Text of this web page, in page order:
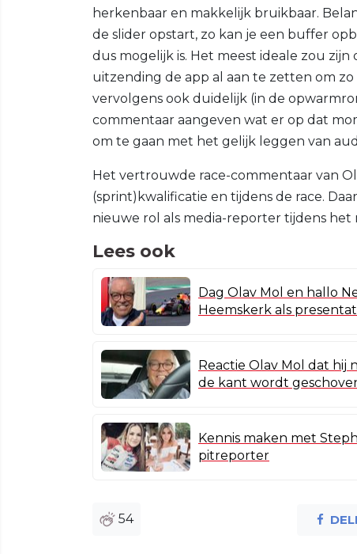
herkenbaar en makkelijk bruikbaar.
de slider opstart, zo kan je een buffer
dus mogelijk is. Het meest ideale zou
uitzending de app al aan te zetten om
vervolgens ook duidelijk (in de
commentaar aangeven wat er op dat
om te gaan met het gelijk leggen van
Het vertrouwde race-commentaar van
(sprint)kwalificatie en tijdens de race.
nieuwe rol als media-reporter tijdens het
Lees ook
Dag Olav Mol en hallo
Heemskerk als
Reactie Olav Mol dat hij
de kant wordt
Kennis maken met
pitreporter
54